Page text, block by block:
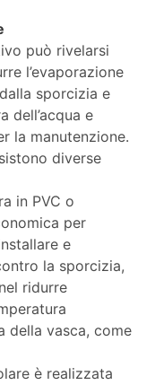
può rivelarsi
l’evaporazione
sporcizia e
dell’acqua e
la manutenzione.
diverse
in PVC o
per
e
la sporcizia,
ridurre
della vasca, come
è realizzata